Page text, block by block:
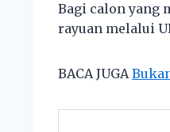
Bagi calon yang
rayuan melalui
BACA JUGA